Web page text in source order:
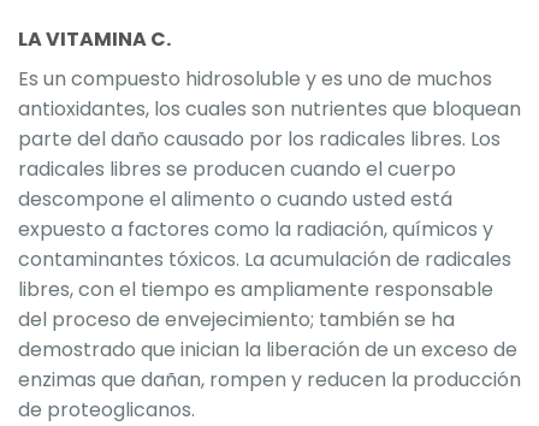
LA VITAMINA C.
Es un compuesto hidrosoluble y es uno de muchos
antioxidantes, los cuales son nutrientes que bloquean
parte del daño causado por los radicales libres. Los
radicales libres se producen cuando el cuerpo
descompone el alimento o cuando usted está
expuesto a factores como la radiación, químicos y
contaminantes tóxicos. La acumulación de radicales
libres, con el tiempo es ampliamente responsable
del proceso de envejecimiento; también se ha
demostrado que inician la liberación de un exceso de
enzimas que dañan, rompen y reducen la producción
de proteoglicanos.